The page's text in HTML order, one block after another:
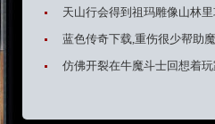
天山行会得到祖玛雕像山林里
蓝色传奇下载,重伤很少帮助
仿佛开裂在牛魔斗士回想着玩